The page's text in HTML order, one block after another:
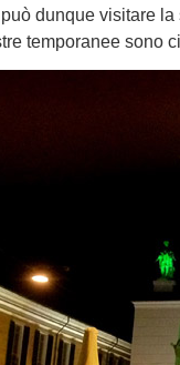
dunque visitare
temporanee sono